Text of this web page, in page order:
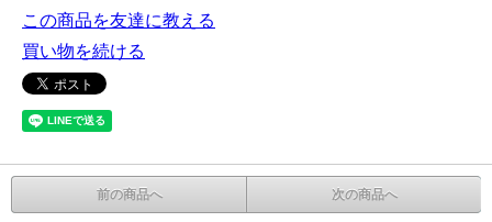
この商品を友達に教える
買い物を続ける
前の商品へ 次の商品へ